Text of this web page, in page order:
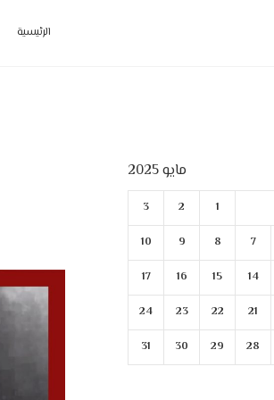
الرئيسية
مايو 2025
1
2
3
7
8
9
10
14
15
16
17
21
22
23
24
28
29
30
31